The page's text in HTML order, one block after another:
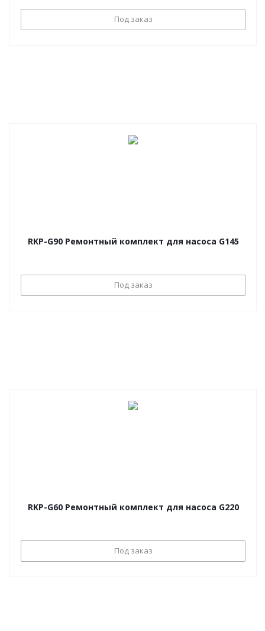
Под заказ
RKP-G90 Ремонтный комплект для насоса G145
Под заказ
RKP-G60 Ремонтный комплект для насоса G220
Под заказ